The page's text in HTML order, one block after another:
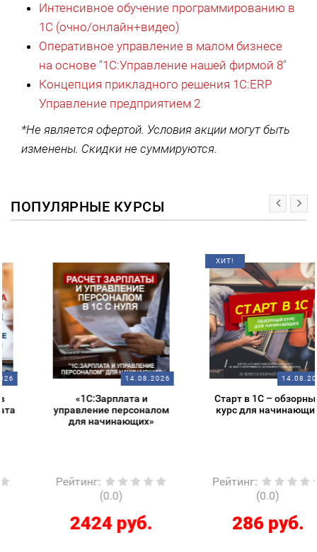
Интенсивное обучение программированию в
1С (очно/онлайн+видео)
Оперативное управление в малом бизнесе
на основе "1С:Управление нашей фирмой 8"
Концепция прикладного решения 1С:ERP
Управление предприятием 2
*Не является офертой. Условия акции могут быть
изменены. Скидки не суммируются.
ПОПУЛЯРНЫЕ КУРСЫ
14.08.2026
«1С:Зарплата и
управление персоналом
для начинающих»
Рейтинг:
2424 руб.
14.08.2026
Старт в 1С – обзорный
курс для начинающих
Рейтинг:
286 руб.